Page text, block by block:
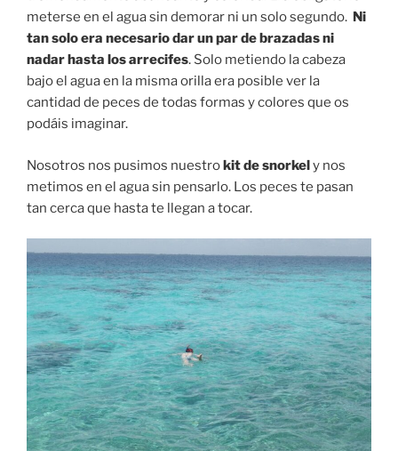
meterse en el agua sin demorar ni un solo segundo. Ni
tan solo era necesario dar un par de brazadas ni
nadar hasta los arrecifes. Solo metiendo la cabeza
bajo el agua en la misma orilla era posible ver la
cantidad de peces de todas formas y colores que os
podáis imaginar.
Nosotros nos pusimos nuestrokit de snorkely nos
metimos en el agua sin pensarlo. Los peces te pasan
tan cerca que hasta te llegan a tocar.